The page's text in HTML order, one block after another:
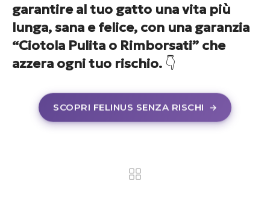
garantire al tuo gatto una vita più
lunga, sana e felice, con una garanzia
“Ciotola Pulita o Rimborsati” che
azzera ogni tuo rischio. 👇
SCOPRI FELINUS SENZA RISCHI →